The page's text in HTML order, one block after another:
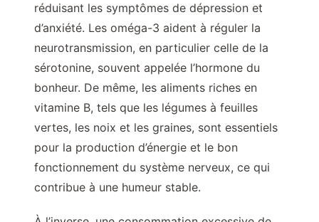
réduisant les symptômes de dépression et
d’anxiété. Les oméga-3 aident à réguler la
neurotransmission, en particulier celle de la
sérotonine, souvent appelée l’hormone du
bonheur. De même, les aliments riches en
vitamine B, tels que les légumes à feuilles
vertes, les noix et les graines, sont essentiels
pour la production d’énergie et le bon
fonctionnement du système nerveux, ce qui
contribue à une humeur stable.